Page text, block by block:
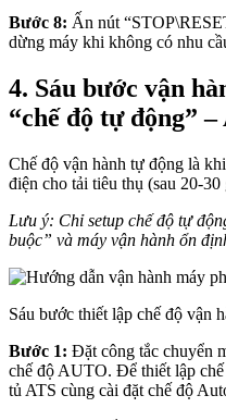
Bước 8: Ấn nút
dừng máy khi không có nhu
4. Sáu bước vận
“chế độ tự động” –
Chế độ vận hành tự động là
điện cho tải tiêu thụ (sau 20-30
Lưu ý: Chỉ setup chế độ tự
buộc” và máy vận hành ổn
Sáu bước thiết lập chế độ vận
Bước 1: Đặt công tắc chuyển
chế độ AUTO. Để thiết lập
tủ ATS cùng cài đặt chế độ